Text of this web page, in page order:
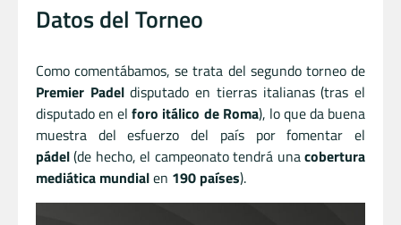
Datos del Torneo
Como comentábamos, se trata del segundo torneo de
Premier Padeldisputado en tierras italianas (tras el
disputado en elforo itálico de Roma), lo que da buena
muestra del esfuerzo del país por fomentar el
pádel(de hecho, el campeonato tendrá unacobertura
mediática mundialen 190 países).